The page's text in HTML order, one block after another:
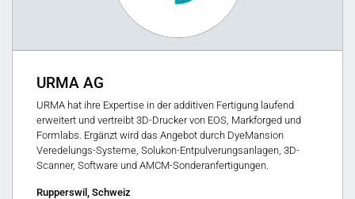
URMA AG
URMA hat ihre Expertise in der additiven Fertigung laufend
erweitert und vertreibt 3D-Drucker von EOS, Markforged und
Formlabs. Ergänzt wird das Angebot durch DyeMansion
Veredelungs-Systeme, Solukon-Entpulverungsanlagen, 3D-
Scanner, Software und AMCM-Sonderanfertigungen.
Rupperswil, Schweiz